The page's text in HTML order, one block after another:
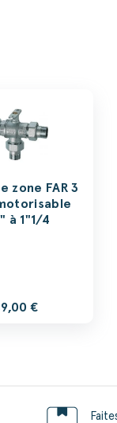
zone FAR 3
à 1"1/4
€